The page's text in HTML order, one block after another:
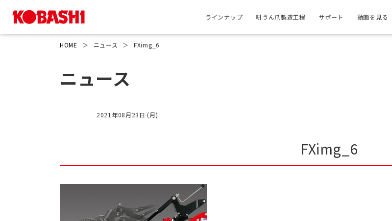
ラインナップ 耕うん爪製造工程 サポート 動画を見る
HOME ＞ ニュース ＞ FXimg_6
ニュース
2021年08月23日 (月)
FXimg_6